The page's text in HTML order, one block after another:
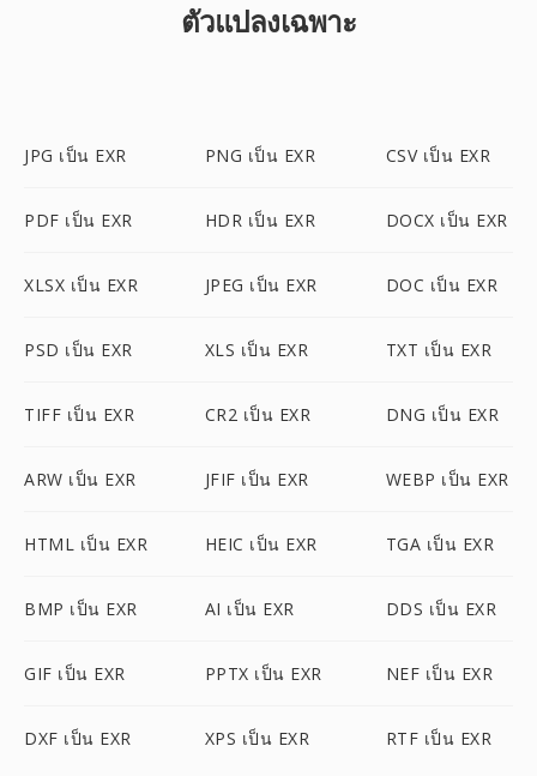
ตัวแปลงเฉพาะ
JPG เป็น EXR PNG เป็น EXR CSV เป็น EXR
PDF เป็น EXR HDR เป็น EXR DOCX เป็น EXR
XLSX เป็น EXR JPEG เป็น EXR DOC เป็น EXR
PSD เป็น EXR XLS เป็น EXR TXT เป็น EXR
TIFF เป็น EXR CR2 เป็น EXR DNG เป็น EXR
ARW เป็น EXR JFIF เป็น EXR WEBP เป็น EXR
HTML เป็น EXR HEIC เป็น EXR TGA เป็น EXR
BMP เป็น EXR AI เป็น EXR DDS เป็น EXR
GIF เป็น EXR PPTX เป็น EXR NEF เป็น EXR
DXF เป็น EXR XPS เป็น EXR RTF เป็น EXR